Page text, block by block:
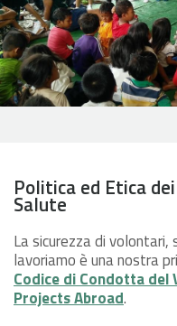
Politica ed Etica
Salute
La sicurezza di
lavoriamo è una nostra
Codice di Condotta
Projects Abroad.